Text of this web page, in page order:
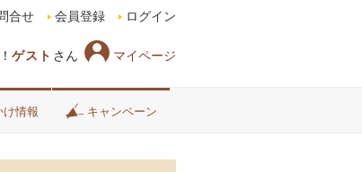
ゲスト さん マイページ
合せ 会員登録 ログイン
け情報 キャンペーン